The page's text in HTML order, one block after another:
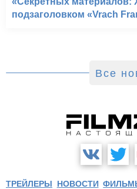
подзаголовком «Vrach
Все
ТРЕЙЛЕРЫ НОВОСТИ